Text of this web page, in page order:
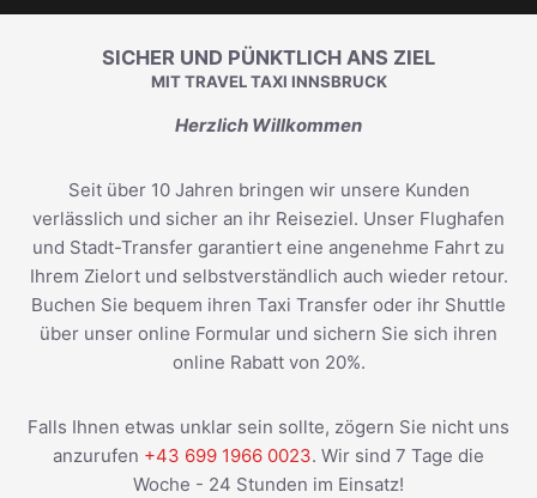
SICHER UND PÜNKTLICH ANS ZIEL
MIT TRAVEL TAXI INNSBRUCK
Herzlich Willkommen
Seit über 10 Jahren bringen wir unsere Kunden
verlässlich und sicher an ihr Reiseziel. Unser Flughafen
und Stadt-Transfer garantiert eine angenehme Fahrt zu
Ihrem Zielort und selbstverständlich auch wieder retour.
Buchen Sie bequem ihren Taxi Transfer oder ihr Shuttle
über unser online Formular und sichern Sie sich ihren
online Rabatt von 20%.
Falls Ihnen etwas unklar sein sollte, zögern Sie nicht uns
anzurufen +43 699 1966 0023. Wir sind 7 Tage die
Woche - 24 Stunden im Einsatz!